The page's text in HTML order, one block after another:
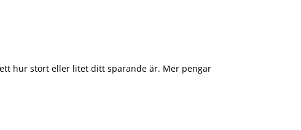
hur stort eller litet ditt sparande är. Mer pengar